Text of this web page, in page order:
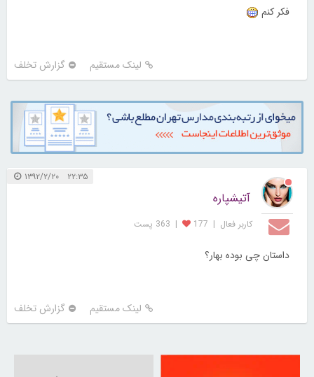
فکر کنم
لینک مستقیم گزارش تخلف
۲۲:۳۵ ۱۳۹۲/۲/۲۰
آتیشپاره
کاربر فعال |
177
| 363 پست
داستان چی بوده بهار؟
لینک مستقیم گزارش تخلف